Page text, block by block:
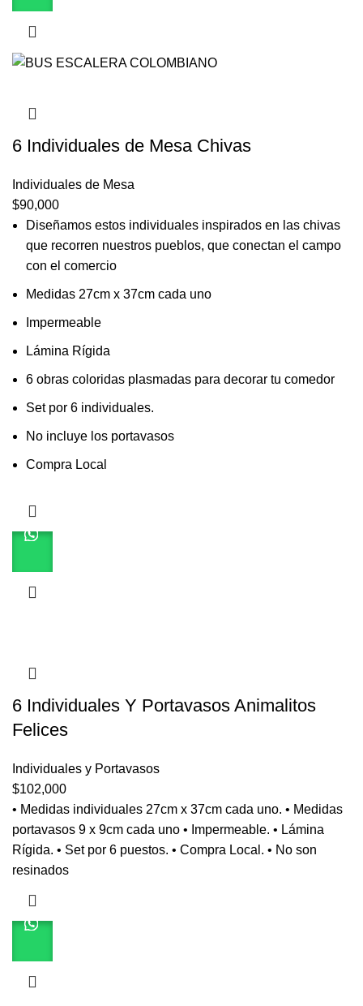
6 Individuales de Mesa Chivas
Individuales de Mesa
$90,000
Diseñamos estos individuales inspirados en las chivas
que recorren nuestros pueblos, que conectan el campo
con el comercio
Medidas 27cm x 37cm cada uno
Impermeable
Lámina Rígida
6 obras coloridas plasmadas para decorar tu comedor
Set por 6 individuales.
No incluye los portavasos
Compra Local
6 Individuales Y Portavasos Animalitos
Felices
Individuales y Portavasos
$102,000
• Medidas individuales 27cm x 37cm cada uno. • Medidas
portavasos 9 x 9cm cada uno • Impermeable. • Lámina
Rígida. • Set por 6 puestos. • Compra Local. • No son
resinados